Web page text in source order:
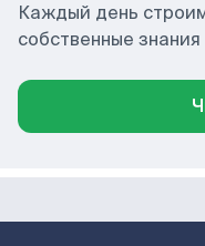
Каждый день
собственные